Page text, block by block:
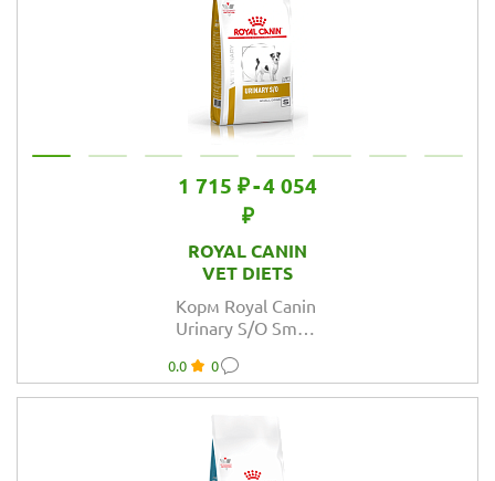
1 715 ₽-4 054
₽
ROYAL CANIN
VET DIETS
Корм Royal Canin
Urinary S/O Small
собак малых
пород при МКБ и
МВС
0.0 0